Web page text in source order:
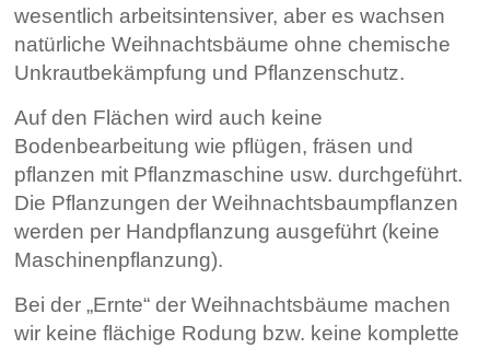
wesentlich arbeitsintensiver, aber es wachsen
natürliche Weihnachtsbäume ohne chemische
Unkrautbekämpfung und Pflanzenschutz.
Auf den Flächen wird auch keine
Bodenbearbeitung wie pflügen, fräsen und
pflanzen mit Pflanzmaschine usw. durchgeführt.
Die Pflanzungen der Weihnachtsbaumpflanzen
werden per Handpflanzung ausgeführt (keine
Maschinenpflanzung).
Bei der „Ernte“ der Weihnachtsbäume machen
wir keine flächige Rodung bzw. keine komplette